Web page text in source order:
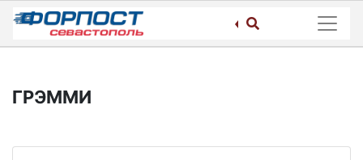
Skip
content
ГРЭММИ